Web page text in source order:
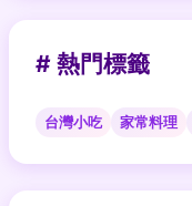
# 熱門標籤
台灣小吃 家常料理